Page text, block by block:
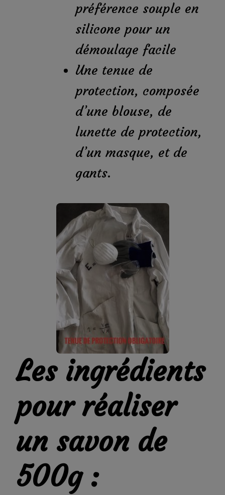
préférence souple en
silicone pour un
démoulage facile
Une tenue de
protection, composée
d’une blouse, de
lunette de protection,
d’un masque, et de
gants.
Les ingrédients
pour réaliser
un savon de
500g :